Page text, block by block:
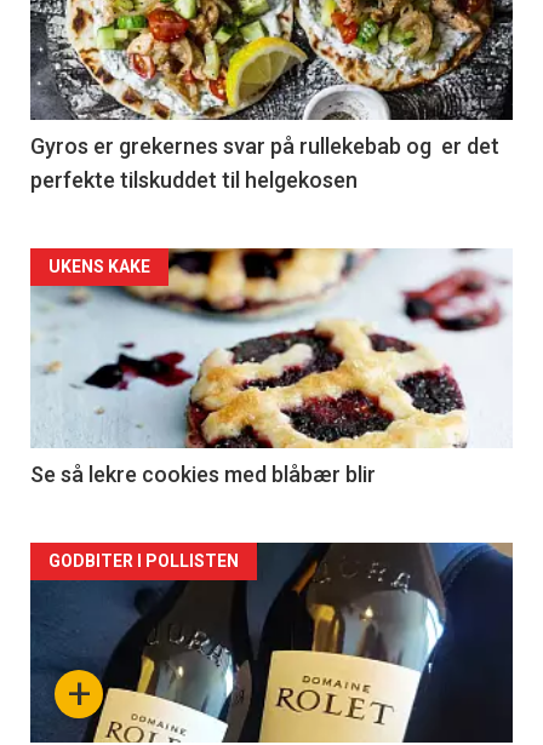
Gyros er grekernes svar på rullekebab og er det
perfekte tilskuddet til helgekosen
Forsiden
akkurat
nå
2
UKENS KAKE
Se så lekre cookies med blåbær blir
Forsiden
akkurat
nå+
GODBITER I POLLISTEN